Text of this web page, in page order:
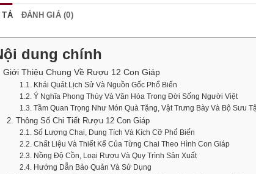
TẢ ĐÁNH GIÁ (0)
dung chính
Giới Thiệu Chung Về Rượu 12 Con Giáp
1.1. Khái Quát Lịch Sử Và Nguồn Gốc Phổ Biến
1.2. Ý Nghĩa Phong Thủy Và Văn Hóa Trong Đời Sống Người Việt
1.3. Tầm Quan Trọng Như Món Quà Tặng, Vật Trưng Bày Và Bộ Sưu
2. Thông Số Chi Tiết Rượu 12 Con Giáp
2.1. Số Lượng Chai, Dung Tích Và Kích Cỡ Phổ Biến
2.2. Chất Liệu Và Thiết Kế Của Từng Chai Theo Hình Con Giáp
2.3. Nồng Độ Cồn, Loại Rượu Và Quy Trình Sản Xuất
2.4. Hướng Dẫn Bảo Quản Và Sử Dụng